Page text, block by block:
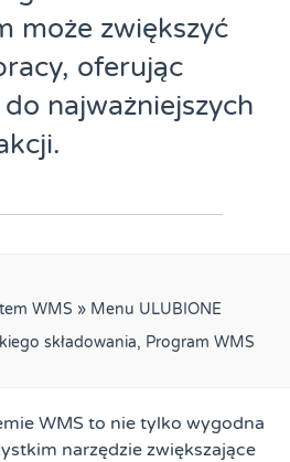
może zwiększyć
oferując
najważniejszych
WMS » Menu ULUBIONE
składowania, Program WMS
WMS to nie tylko wygodna
narzędzie zwiększające